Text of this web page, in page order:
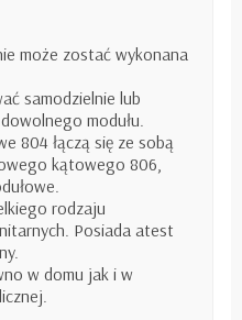
może zostać wykonana
samodzielnie lub
modułu.
804 łączą się ze sobą
kątowego 806,
rodzaju
Posiada atest
w domu jak i w